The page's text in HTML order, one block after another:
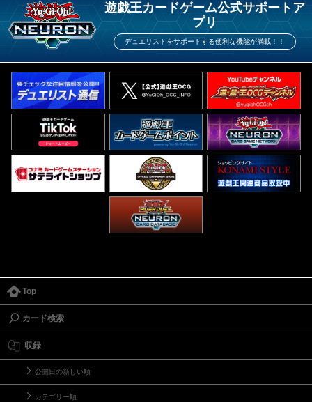
遊戯王カードゲーム公式サポートア
プリ
デュエリストをサポートする便利な機能が満載！！
Top
カード検索
収録
公開日の新しい順
カテゴリー順